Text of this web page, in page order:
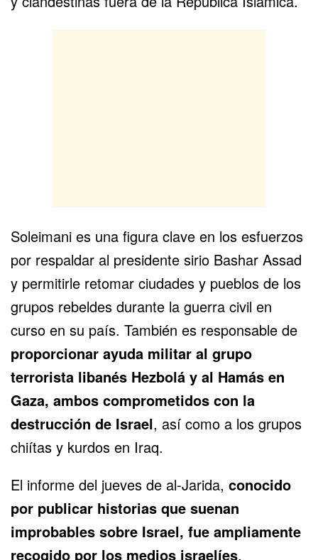
Soleimani es una figura clave en los esfuerzos
por respaldar al presidente sirio Bashar Assad
y permitirle retomar ciudades y pueblos de los
grupos rebeldes durante la guerra civil en
curso en su país. También es responsable de
proporcionar ayuda militar al grupo
terrorista libanés Hezbolá y al Hamás en
Gaza, ambos comprometidos con la
destrucción de Israel, así como a los grupos
chiítas y kurdos en Iraq.
El informe del jueves de al-Jarida, conocido
por publicar historias que suenan
improbables sobre Israel, fue ampliamente
recogido por los medios israelíes.